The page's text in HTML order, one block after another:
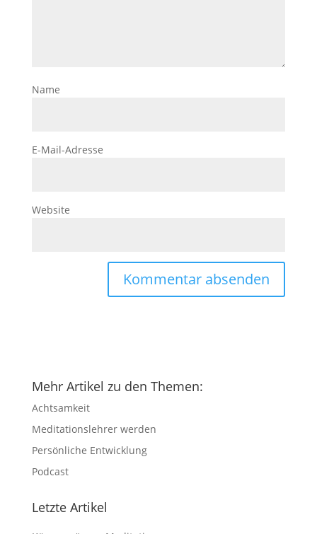
Name
E-Mail-Adresse
Website
Mehr Artikel zu den Themen:
Achtsamkeit
Meditationslehrer werden
Persönliche Entwicklung
Podcast
Letzte Artikel